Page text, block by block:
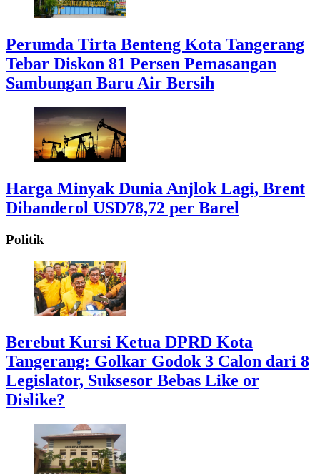
Perumda Tirta Benteng Kota Tangerang
Tebar Diskon 81 Persen Pemasangan
Sambungan Baru Air Bersih
Harga Minyak Dunia Anjlok Lagi, Brent
Dibanderol USD78,72 per Barel
Politik
Berebut Kursi Ketua DPRD Kota
Tangerang: Golkar Godok 3 Calon dari 8
Legislator, Suksesor Bebas Like or
Dislike?